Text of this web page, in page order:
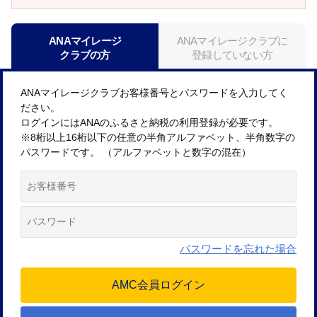
ANAマイレージ
クラブの方
ANAマイレージクラブに
登録していない方
ANAマイレージクラブお客様番号とパスワードを入力してく
ださい。
ログインにはANAのふるさと納税の利用登録が必要です。
※8桁以上16桁以下の任意の半角アルファベット、半角数字の
パスワードです。 （アルファベットと数字の混在）
パスワードを忘れた場合